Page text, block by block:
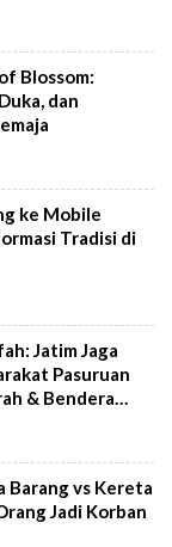
Blossom:
dan
ke Mobile
Tradisi di
Jatim Jaga
Pasuruan
& Bendera
Barang vs Kereta
Jadi Korban